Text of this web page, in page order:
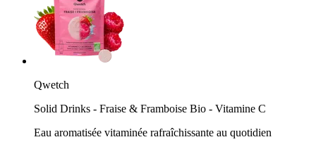
Qwetch
Solid Drinks - Fraise & Framboise Bio - Vitamine C
Eau aromatisée vitaminée rafraîchissante au quotidien